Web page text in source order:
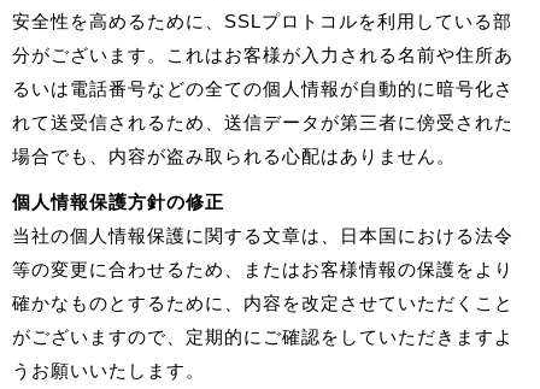
安全性を高めるために、SSLプロトコルを利用している部
分がございます。これはお客様が入力される名前や住所あ
るいは電話番号などの全ての個人情報が自動的に暗号化さ
れて送受信されるため、送信データが第三者に傍受された
場合でも、内容が盗み取られる心配はありません。
個人情報保護方針の修正
当社の個人情報保護に関する文章は、日本国における法令
等の変更に合わせるため、またはお客様情報の保護をより
確かなものとするために、内容を改定させていただくこと
がございますので、定期的にご確認をしていただきますよ
うお願いいたします。